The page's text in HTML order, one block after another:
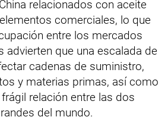
relacionados con aceite
comerciales, lo que
entre los mercados
advierten que una escalada de
cadenas de suministro,
y materias primas, así como
relación entre las dos
del mundo.